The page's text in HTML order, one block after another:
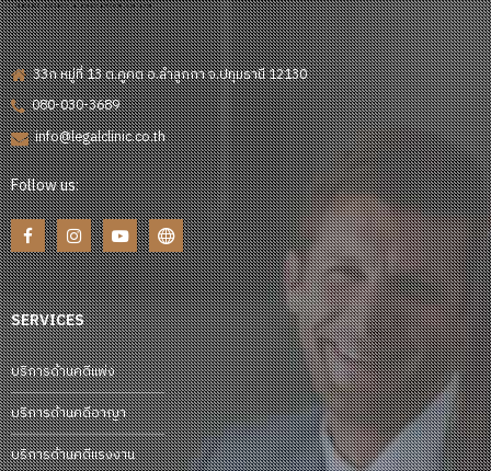
33ก หมู่ที่ 13 ต.คูคต อ.ลำลูกกา จ.ปทุมธานี 12130
080-030-3689
info@legalclinic.co.th
Follow us:
SERVICES
บริการด้านคดีแพ่ง
บริการด้านคดีอาญา
บริการด้านคดีแรงงาน